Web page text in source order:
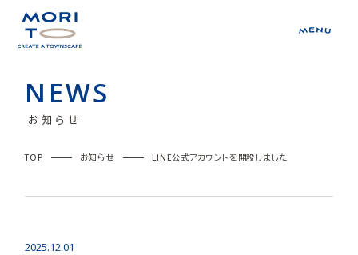
NEWS
お知らせ
TOP お知らせ LINE公式アカウントを開設しました
2025.12.01